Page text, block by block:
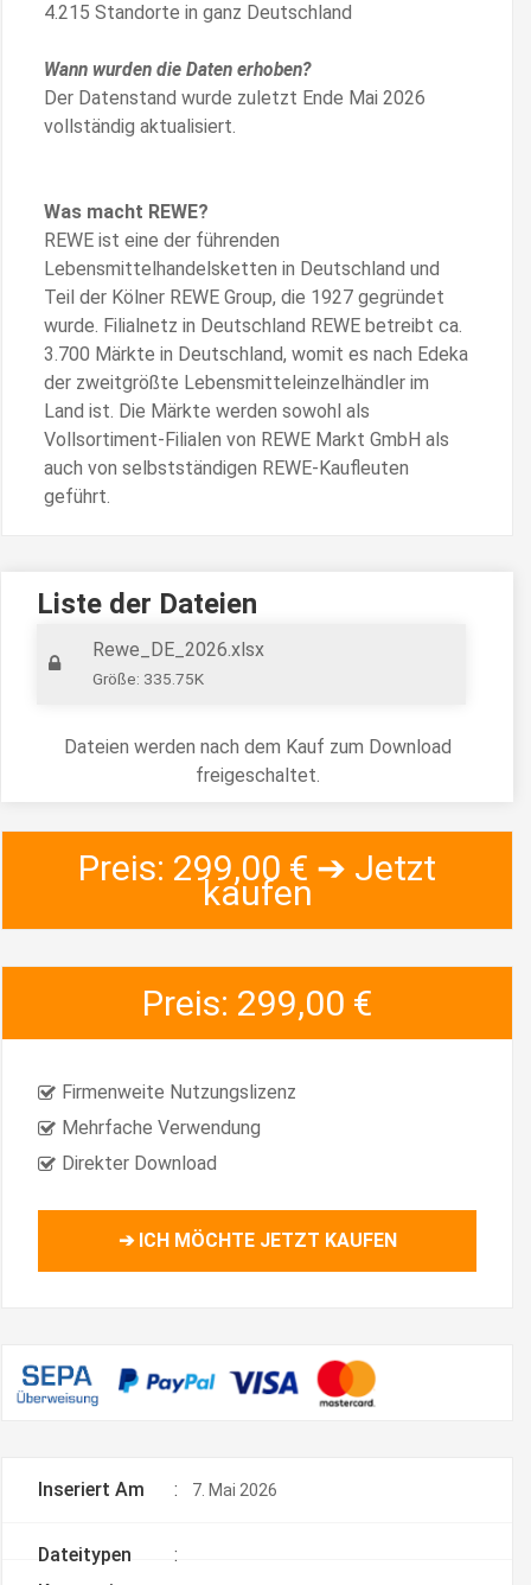
4.215 Standorte in ganz Deutschland
Wann wurden die Daten erhoben?
Der Datenstand wurde zuletzt Ende Mai 2026
vollständig aktualisiert.
Was macht REWE?
REWE ist eine der führenden
Lebensmittelhandelsketten in Deutschland und
Teil der Kölner REWE Group, die 1927 gegründet
wurde. Filialnetz in Deutschland REWE betreibt ca.
3.700 Märkte in Deutschland, womit es nach Edeka
der zweitgrößte Lebensmitteleinzelhändler im
Land ist. Die Märkte werden sowohl als
Vollsortiment-Filialen von REWE Markt GmbH als
auch von selbstständigen REWE-Kaufleuten
geführt.
Liste der Dateien
Rewe_DE_2026.xlsx
Größe: 335.75K
Dateien werden nach dem Kauf zum Download
freigeschaltet.
Preis: 299,00 € ➔ Jetzt
kaufen
Preis: 299,00 €
Firmenweite Nutzungslizenz
Mehrfache Verwendung
Direkter Download
➔ ICH MÖCHTE JETZT KAUFEN
Inseriert Am : 7. Mai 2026
Dateitypen
: